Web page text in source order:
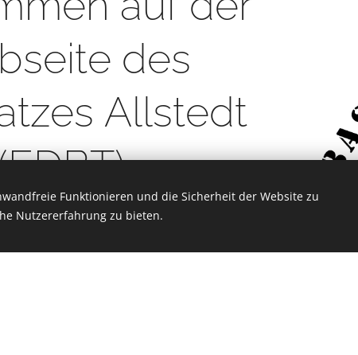
des
Allstedt
Adresse
Funktionieren und die Sicherheit der Website zu
Nutzererfahrung zu bieten.